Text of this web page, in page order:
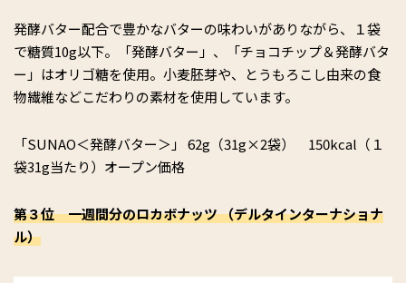
発酵バター配合で豊かなバターの味わいがありながら、１袋
で糖質10g以下。「発酵バター」、「チョコチップ＆発酵バタ
ー」はオリゴ糖を使用。小麦胚芽や、とうもろこし由来の食
物繊維などこだわりの素材を使用しています。
「SUNAO＜発酵バター＞」 62g（31g×2袋） 150kcal（１
袋31g当たり）オープン価格
第３位 一週間分のロカボナッツ （デルタインターナショナ
ル）